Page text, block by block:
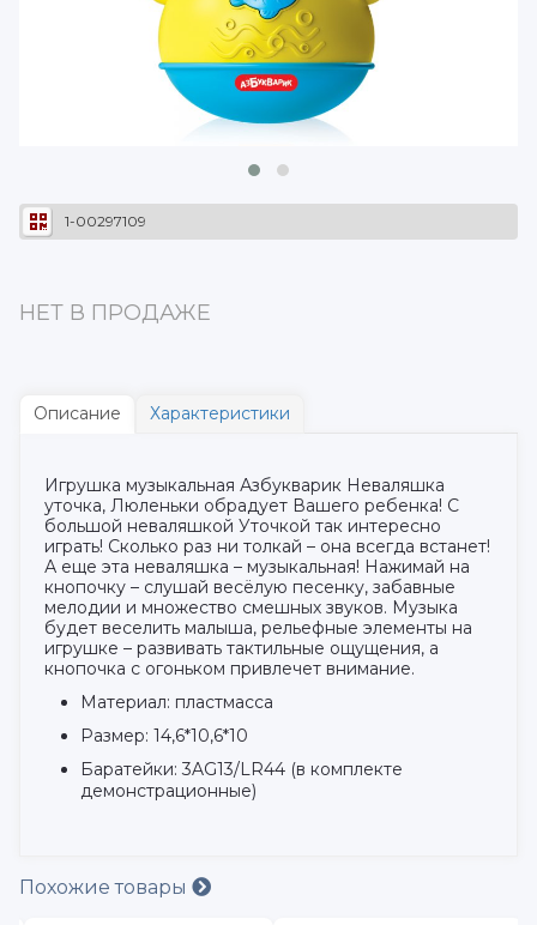
1-00297109
НЕТ В ПРОДАЖЕ
Описание Характеристики
Игрушка музыкальная Азбукварик Неваляшка
уточка, Люленьки обрадует Вашего ребенка! С
большой неваляшкой Уточкой так интересно
играть! Сколько раз ни толкай – она всегда встанет!
А еще эта неваляшка – музыкальная! Нажимай на
кнопочку – слушай весёлую песенку, забавные
мелодии и множество смешных звуков. Музыка
будет веселить малыша, рельефные элементы на
игрушке – развивать тактильные ощущения, а
кнопочка с огоньком привлечет внимание.
Материал: пластмасса
Размер: 14,6*10,6*10
Баратейки: 3AG13/LR44 (в комплекте
демонстрационные)
Похожие товары